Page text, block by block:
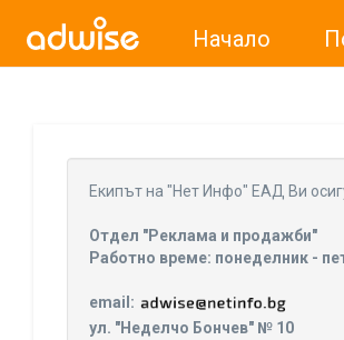
Начало
Уважаеми рекламодатели, с
Eкипът на "Нет Инфо" ЕАД Ви
Отдел "Реклама и продажби"
Работно време: понеделник -
email:
ул. "Неделчо Бончев" № 10